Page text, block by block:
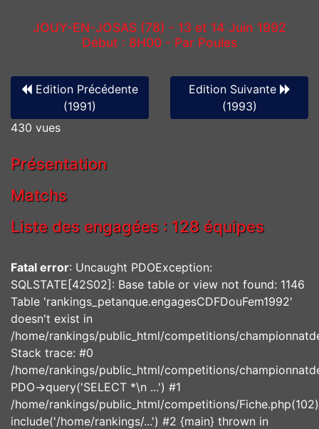
JOUY-EN-JOSAS (78) - 13 et 14 Juin 1992
Début : 8H00 - Par Poules
Edition Précédente
(1991)
Edition Suivante
(1993)
430 vues
Présentation
Matchs
Liste des engagées : 128 équipes
Fatal error: Uncaught PDOException:
SQLSTATE[42S02]: Base table or view not found: 1146
Table 'rankings_petanque.engagesCDFDouFem1992'
doesn't exist in
/home/rankings/public_html/competitions/
Stack trace: #0
/home/rankings/public_html/competitions/
PDO->query('SELECT *\n ...') #1
/home/rankings/public_html/competitions/
include('/home/rankings/...') #2 {main} thrown in